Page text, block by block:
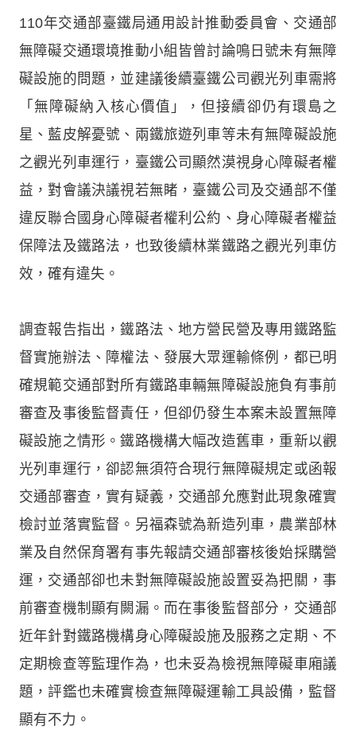
110年交通部臺鐵局通用設計推動委員會、交通部
無障礙交通環境推動小組皆曾討論鳴日號未有無障
礙設施的問題，並建議後續臺鐵公司觀光列車需將
「無障礙納入核心價值」，但接續卻仍有環島之
星、藍皮解憂號、兩鐵旅遊列車等未有無障礙設施
之觀光列車運行，臺鐵公司顯然漠視身心障礙者權
益，對會議決議視若無睹，臺鐵公司及交通部不僅
違反聯合國身心障礙者權利公約、身心障礙者權益
保障法及鐵路法，也致後續林業鐵路之觀光列車仿
效，確有違失。
調查報告指出，鐵路法、地方營民營及專用鐵路監
督實施辦法、障權法、發展大眾運輸條例，都已明
確規範交通部對所有鐵路車輛無障礙設施負有事前
審查及事後監督責任，但卻仍發生本案未設置無障
礙設施之情形。鐵路機構大幅改造舊車，重新以觀
光列車運行，卻認無須符合現行無障礙規定或函報
交通部審查，實有疑義，交通部允應對此現象確實
檢討並落實監督。另福森號為新造列車，農業部林
業及自然保育署有事先報請交通部審核後始採購營
運，交通部卻也未對無障礙設施設置妥為把關，事
前審查機制顯有闕漏。而在事後監督部分，交通部
近年針對鐵路機構身心障礙設施及服務之定期、不
定期檢查等監理作為，也未妥為檢視無障礙車廂議
題，評鑑也未確實檢查無障礙運輸工具設備，監督
顯有不力。